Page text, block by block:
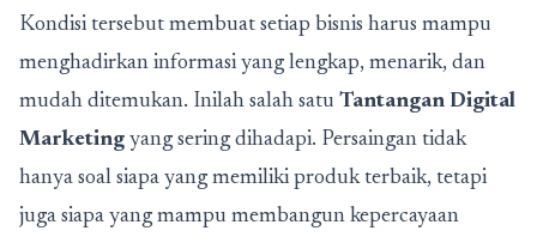
Kondisi tersebut membuat setiap bisnis harus mampu
menghadirkan informasi yang lengkap, menarik, dan
mudah ditemukan. Inilah salah satu Tantangan Digital
Marketing yang sering dihadapi. Persaingan tidak
hanya soal siapa yang memiliki produk terbaik, tetapi
juga siapa yang mampu membangun kepercayaan